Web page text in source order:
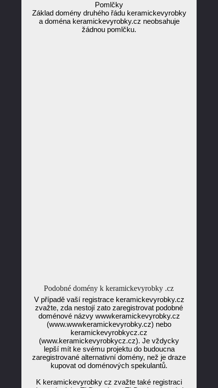
Pomlčky
Základ domény druhého řádu keramickevyrobky
a doména keramickevyrobky.cz neobsahuje
žádnou pomlčku.
Podobné domény k keramickevyrobky .cz
V případě vaší registrace keramickevyrobky.cz
zvažte, zda nestojí zato zaregistrovat podobné
doménové názvy wwwkeramickevyrobky.cz
(www.wwwkeramickevyrobky.cz) nebo
keramickevyrobkycz.cz
(www.keramickevyrobkycz.cz). Je vždycky
lepší mít ke svému projektu do budoucna
zaregistrované alternativní domény, než je draze
kupovat od doménových spekulantů.
K keramickevyrobky cz zvažte také registraci